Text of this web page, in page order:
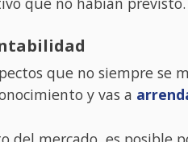
que no siempre
y vas a